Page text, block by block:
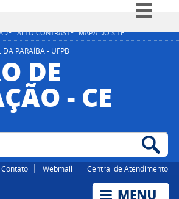
ALTO CONTRASTE MAPA DO SITE
Simplifique!
Acesso à informação
Legislação
DA PARAÍBA - UFPB
DE
- CE
Contato Webmail Central de Atendimento